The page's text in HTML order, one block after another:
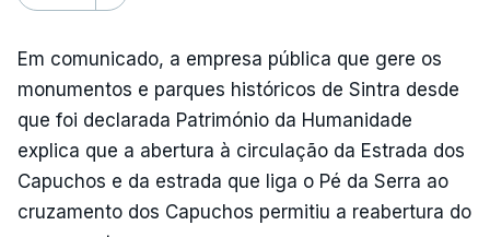
Em comunicado, a empresa pública que gere os
monumentos e parques históricos de Sintra desde
que foi declarada Património da Humanidade
explica que a abertura à circulação da Estrada dos
Capuchos e da estrada que liga o Pé da Serra ao
cruzamento dos Capuchos permitiu a reabertura do